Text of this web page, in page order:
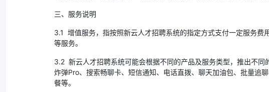
三、服务说明
3.1 增值服务，指按照新云人才招聘系统的指定方式支付一定服务
等服务。
3.2 新云人才招聘系统可能会根据不同的产品及服务类型，推出不
炸弹Pro、搜索畅聊卡、短信通知、电话直拨、聊天加油包、批量追
餐等。